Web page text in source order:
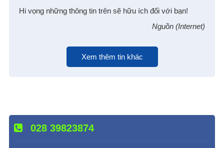
028 39823874
Hi vọng những thông tin trên sẽ hữu ích đối với bạn!
Nguồn (Internet)
Xem thêm tin khác